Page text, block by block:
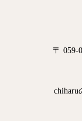
〒 059-
chiharu